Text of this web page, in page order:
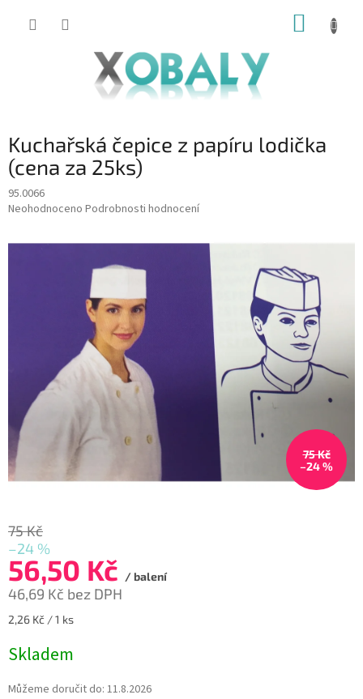
KOŠÍK
Kuchařská čepice z papíru lodička
(cena za 25ks)
95.0066
Průměrné
produktu
Neohodnoceno Podrobnosti hodnocení
75 Kč
–24 %
75 Kč
–24 %
56,50 Kč / balení
46,69 Kč bez DPH
Měrná
2,26 Kč / 1 ks
Skladem
Můžeme doručit do: 11.8.2026